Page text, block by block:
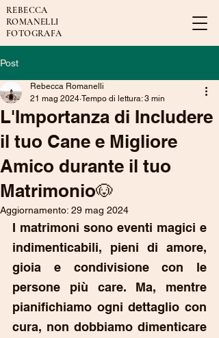
REBECCA
ROMANELLI
FOTOGRAFA
Post
L'Importanza di Includere
il tuo Cane e Migliore
Amico durante il tuo
Matrimonio🐶
Rebecca Romanelli
21 mag 2024 Tempo di lettura: 3 min
Aggiornamento: 29 mag 2024
I matrimoni sono eventi magici e
indimenticabili, pieni di amore,
gioia e condivisione con le
persone più care. Ma, mentre
pianifichiamo ogni dettaglio con
cura, non dobbiamo dimenticare